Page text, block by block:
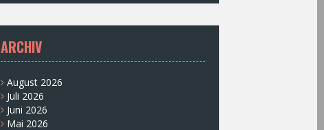
ARCHIV
August 2026
Juli 2026
Juni 2026
Mai 2026